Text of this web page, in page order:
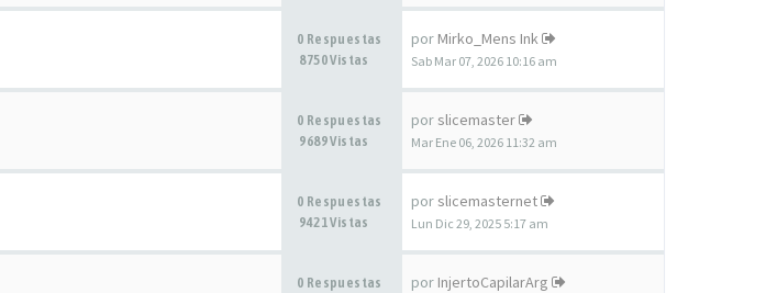
0 Respuestas
8750 Vistas
por Mirko_Mens Ink
Sab Mar 07, 2026 10:16 am
0 Respuestas
9689 Vistas
por slicemaster
Mar Ene 06, 2026 11:32 am
0 Respuestas
9421 Vistas
por slicemasternet
Lun Dic 29, 2025 5:17 am
0 Respuestas
por InjertoCapilarArg